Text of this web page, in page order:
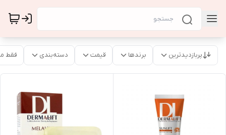
پربازدیدترین برندها قیمت دسته‌بندی فقط